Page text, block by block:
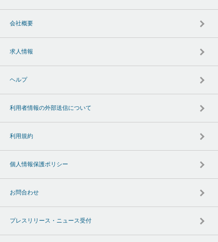
会社概要
求人情報
ヘルプ
利用者情報の外部送信について
利用規約
個人情報保護ポリシー
お問合わせ
プレスリリース・ニュース受付